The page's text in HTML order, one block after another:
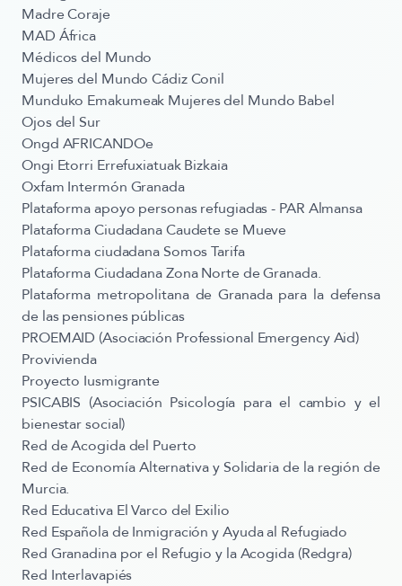
Madre Coraje
MAD África
Médicos del Mundo
Mujeres del Mundo Cádiz Conil
Munduko Emakumeak Mujeres del Mundo Babel
Ojos del Sur
Ongd AFRICANDOe
Ongi Etorri Errefuxiatuak Bizkaia
Oxfam Intermón Granada
Plataforma apoyo personas refugiadas - PAR Almansa
Plataforma Ciudadana Caudete se Mueve
Plataforma ciudadana Somos Tarifa
Plataforma Ciudadana Zona Norte de Granada.
Plataforma metropolitana de Granada para la defensa
de las pensiones públicas
PROEMAID (Asociación Professional Emergency Aid)
Provivienda
Proyecto Iusmigrante
PSICABIS (Asociación Psicología para el cambio y el
bienestar social)
Red de Acogida del Puerto
Red de Economía Alternativa y Solidaria de la región de
Murcia.
Red Educativa El Varco del Exilio
​Red Española de Inmigración y Ayuda al Refugiado
Red Granadina por el Refugio y la Acogida (Redgra)
Red Interlavapiés